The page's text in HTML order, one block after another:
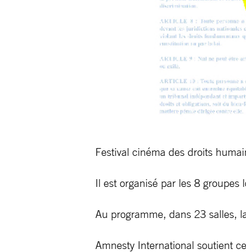
Festival cinéma des droits
Il est organisé par les 8 groupes
Au programme, dans 23 salles,
Amnesty International soutient